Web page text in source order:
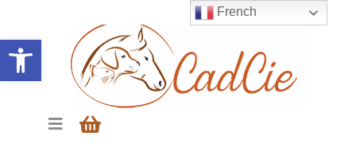
Ouvrir la barre d’outils
French